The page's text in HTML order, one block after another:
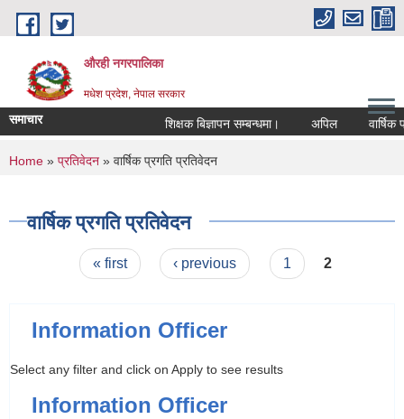
Skip to main content
औरही नगरपालिका
मधेश प्रदेश, नेपाल सरकार
समाचार शिक्षक बिज्ञापन सम्बन्धमा। अपिल वार्षिक
You are here
Home » प्रतिवेदन » वार्षिक प्रगति प्रतिवेदन
वार्षिक प्रगति प्रतिवेदन
Pages« first ‹ previous 1 2
Information Officer
Select any filter and click on Apply to see results
Information Officer